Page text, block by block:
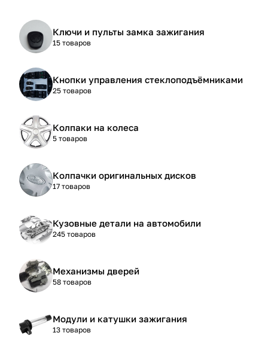
Ключи и пульты замка зажигания
15 товаров
Кнопки управления стеклоподъёмниками
25 товаров
Колпаки на колеса
5 товаров
Колпачки оригинальных дисков
17 товаров
Кузовные детали на автомобили
245 товаров
Механизмы дверей
58 товаров
Модули и катушки зажигания
13 товаров